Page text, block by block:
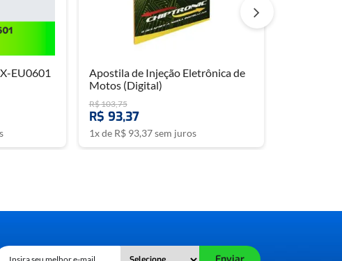
EU0601
Apostila de Injeção Eletrônica de
Motos (Digital)
R$103,75
R$ 93,37
1x de R$ 93,37sem juros